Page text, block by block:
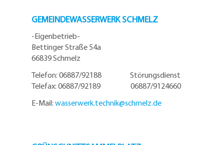
GEMEINDEWASSERWERK SCHMELZ
-Eigenbetrieb-
Bettinger Straße 54a
66839 Schmelz
Telefon: 06887/92188 Störungsdienst
Telefax: 06887/92189 06887/9124660
E-Mail: wasserwerk.technik@schmelz.de